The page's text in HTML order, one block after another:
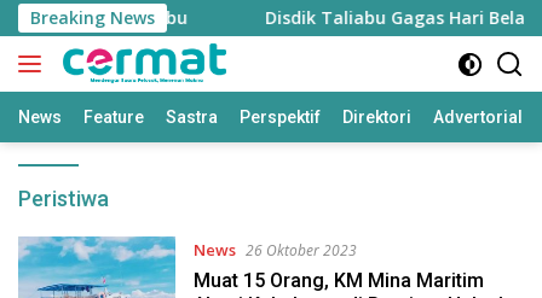
Langsung
ke
konten
Breaking News
Guru di Taliabu Disdik Taliabu Gagas Hari Belajar
News Feature Sastra Perspektif Direktori Advertorial
Peristiwa
News 26 Oktober 2023
Muat 15 Orang, KM Mina Maritim